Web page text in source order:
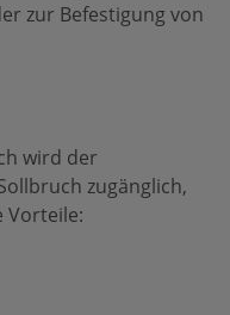
zur Befestigung von
wird der
zugänglich,
Vorteile: